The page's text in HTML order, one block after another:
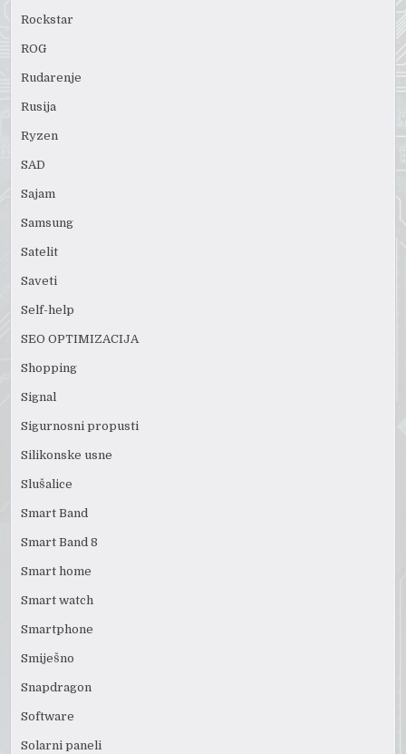
Rockstar
ROG
Rudarenje
Rusija
Ryzen
SAD
Sajam
Samsung
Satelit
Saveti
Self-help
SEO OPTIMIZACIJA
Shopping
Signal
Sigurnosni propusti
Silikonske usne
Slušalice
Smart Band
Smart Band 8
Smart home
Smart watch
Smartphone
Smiješno
Snapdragon
Software
Solarni paneli